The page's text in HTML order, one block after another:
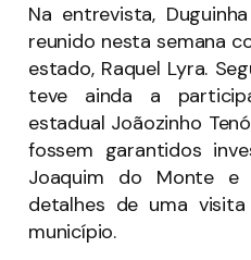
Na entrevista,
reunido nesta semana
estado, Raquel Lyra.
teve ainda a
estadual Joãozinho
fossem garantidos
Joaquim do Monte e
detalhes de uma
município.